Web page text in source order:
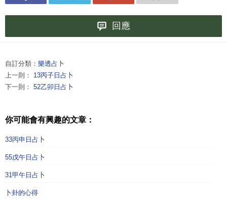
回應
自訂分類： 樂透占卜
上一則： 13丙子日占卜
下一則： 52乙卯日占卜
你可能會有興趣的文章：
33丙申日占卜
55戊午日占卜
31甲午日占卜
卜卦的心得